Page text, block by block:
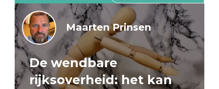
Maarten Prinsen
De wendbare
rijksoverheid: het kan